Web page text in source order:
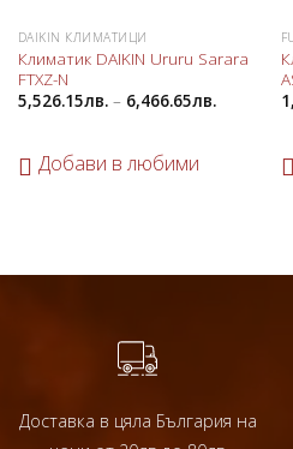
DAIKIN КЛИМАТИЦИ
Климатик DAIKIN Ururu Sarara
FTXZ-N
5,526.15лв.– 6,466.65лв.
Добави в любими
Доставка в цяла България на